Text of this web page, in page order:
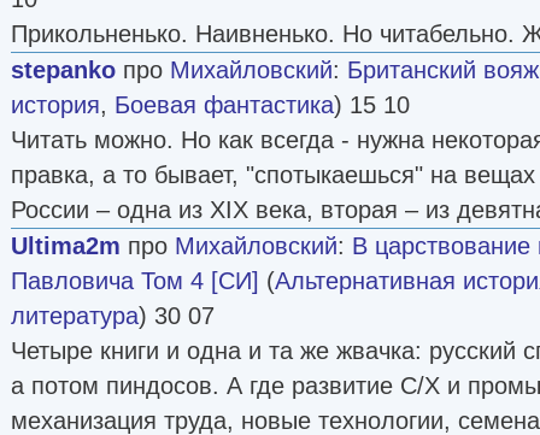
Прикольненько. Наивненько. Но читабельно.
stepanko про Михайловский: Британский вояж
история, Боевая фантастика) 15 10
Читать можно. Но как всегда - нужна
правка, а то бывает, "спотыкаешься" на
России – одна из XIX века, вторая – из
Ultima2m про Михайловский: В
Павловича Том 4 [СИ] (Альтернативная
литература) 30 07
Четыре книги и одна и та же жвачка: русский
а потом пиндосов. А где развитие С/Х и
механизация труда, новые технологии,